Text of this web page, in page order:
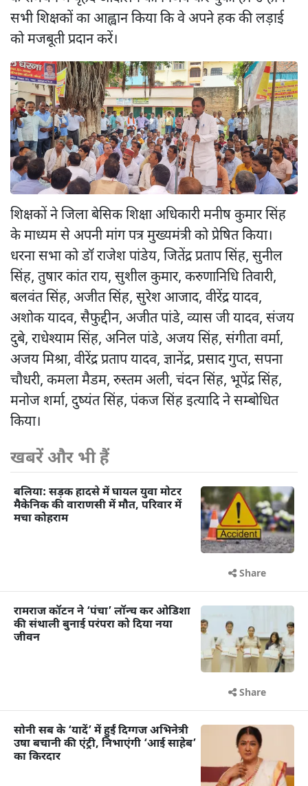
सभी शिक्षकों का आह्वान किया कि वे अपने हक की लड़ाई
को मजबूती प्रदान करें।
शिक्षकों ने जिला बेसिक शिक्षा अधिकारी मनीष कुमार सिंह
के माध्यम से अपनी मांग पत्र मुख्यमंत्री को प्रेषित किया।
धरना सभा को डॉ राजेश पांडेय, जितेंद्र प्रताप सिंह, सुनील
सिंह, तुषार कांत राय, सुशील कुमार, करुणानिधि तिवारी,
बलवंत सिंह, अजीत सिंह, सुरेश आजाद, वीरेंद्र यादव,
अशोक यादव, सैफुद्दीन, अजीत पांडे, व्यास जी यादव, संजय
दुबे, राधेश्याम सिंह, अनिल पांडे, अजय सिंह, संगीता वर्मा,
अजय मिश्रा, वीरेंद्र प्रताप यादव, ज्ञानेंद्र, प्रसाद गुप्त, सपना
चौधरी, कमला मैडम, रुस्तम अली, चंदन सिंह, भूपेंद्र सिंह,
मनोज शर्मा, दुष्यंत सिंह, पंकज सिंह इत्यादि ने सम्बोधित
किया।
खबरें और भी हैं
बलिया: सड़क हादसे में घायल युवा मोटर
मैकेनिक की वाराणसी में मौत, परिवार में
मचा कोहराम
Share
रामराज कॉटन ने ‘पंचा’ लॉन्च कर ओडिशा
की संथाली बुनाई परंपरा को दिया नया
जीवन
Share
सोनी सब के ‘यादें’ में हुईं दिग्गज अभिनेत्री
उषा बचानी की एंट्री, निभाएंगी ‘आई साहेब’
का किरदार